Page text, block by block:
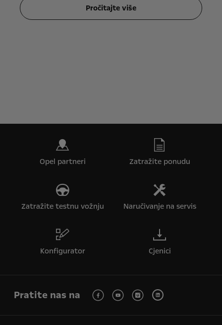
Pročitajte više
Opel partneri Zatražite ponudu
Zatražite testnu vožnju Naručivanje na servis
Konfigurator Cjenici
Pratite nas na